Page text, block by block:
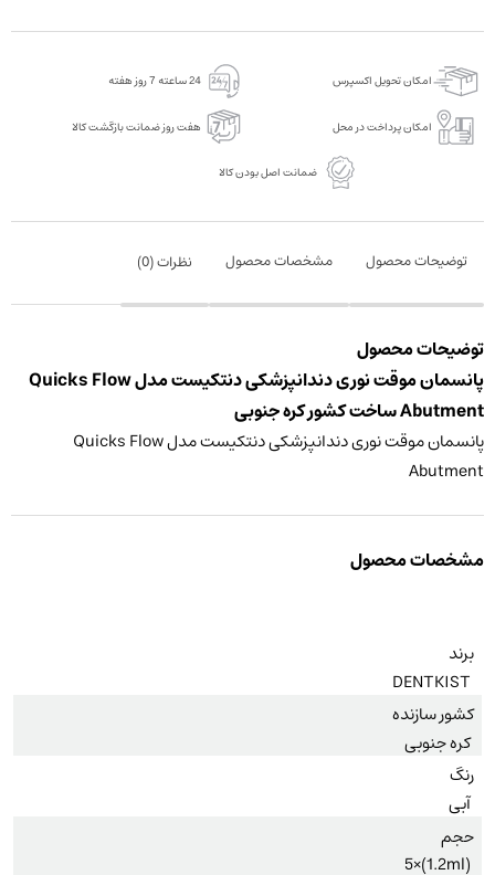
Flow
امکان تحویل اکسپرس 24 ساعته 7 روز هفته
امکان پرداخت در محل هفت روز ضمانت بازگشت کالا
ضمانت اصل بودن کالا
توضیحات محصول مشخصات محصول نظرات (0
)
توضیحات محصول
پانسمان موقت نوری دندانپزشکی دنتکیست مدل Quicks Flow
Abutment ساخت کشور کره جنوبی
پانسمان موقت نوری دندانپزشکی دنتکیست مدل Quicks Flow
Abutment
مشخصات محصول
برند
DENTKIST
کشور سازنده
کره جنوبی
رنگ
آبی
حجم
(1.2ml)×5